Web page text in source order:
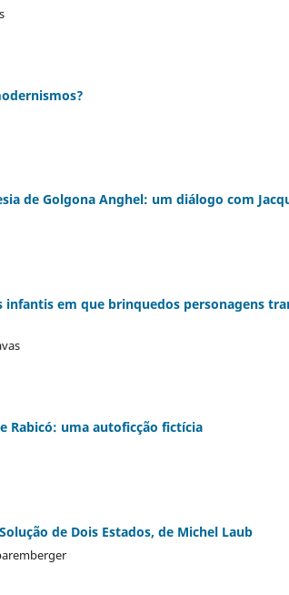
de Golgona Anghel: um diálogo com
infantis em que brinquedos personagens
Rabicó: uma autoficção fictícia
de Dois Estados, de Michel Laub